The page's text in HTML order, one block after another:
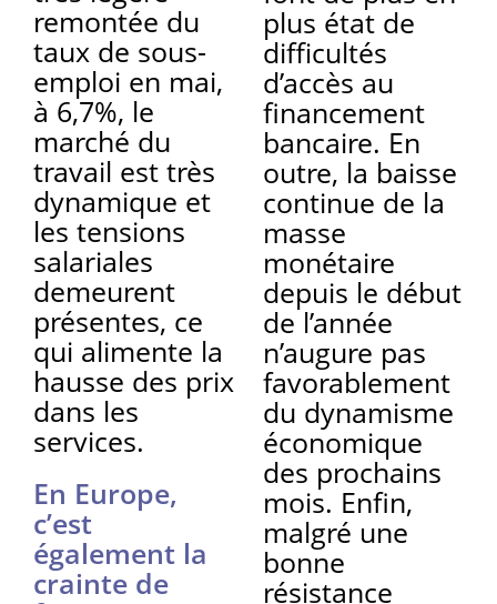
remontée du
taux de sous-
emploi en mai,
à 6,7%, le
marché du
travail est très
dynamique et
les tensions
salariales
demeurent
présentes, ce
qui alimente la
hausse des prix
dans les
services.
En Europe,
c’est
également la
crainte de
plus état de
difficultés
d’accès au
financement
bancaire. En
outre, la baisse
continue de la
masse
monétaire
depuis le début
de l’année
n’augure pas
favorablement
du dynamisme
économique
des prochains
mois. Enfin,
malgré une
bonne
résistance